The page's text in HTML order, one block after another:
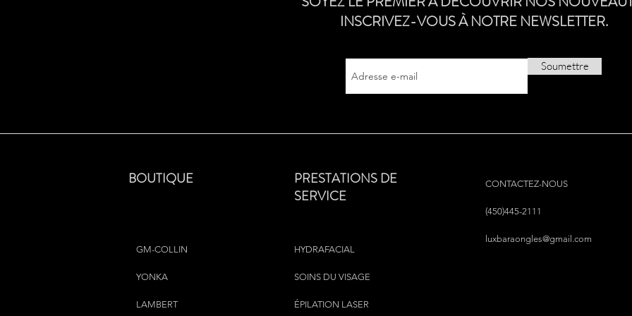
INSCRIVEZ-VOUS À NOTRE NEWSLETTER.
Soumettre
BOUTIQUE
PRESTATIONS DE
SERVICE
GM-COLLIN
YONKA
LAMBERT
HYDRAFACIAL
SOINS DU VISAGE
ÉPILATION LASER
CONTACTEZ-NOUS
(450)445-2111
luxbaraongles@gmail.com